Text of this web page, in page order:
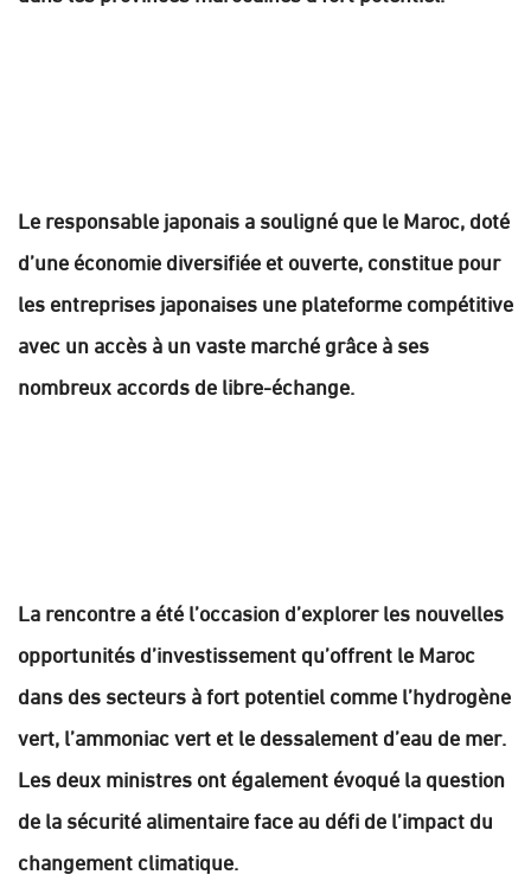
Le responsable japonais a souligné que le Maroc, doté
d’une économie diversifiée et ouverte, constitue pour
les entreprises japonaises une plateforme compétitive
avec un accès à un vaste marché grâce à ses
nombreux accords de libre-échange.
La rencontre a été l’occasion d’explorer les nouvelles
opportunités d’investissement qu’offrent le Maroc
dans des secteurs à fort potentiel comme l’hydrogène
vert, l’ammoniac vert et le dessalement d’eau de mer.
Les deux ministres ont également évoqué la question
de la sécurité alimentaire face au défi de l’impact du
changement climatique.